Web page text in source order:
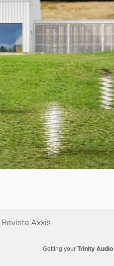
Revista Axxis
Getting yourTrinity Audio